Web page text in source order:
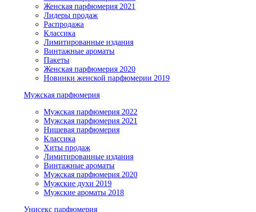
Женская парфюмерия 2021
Лидеры продаж
Распродажа
Классика
Лимитированные издания
Винтажные ароматы
Пакеты
Женская парфюмерия 2020
Новинки женской парфюмерии 2019
Мужская парфюмерия
Мужская парфюмерия 2022
Мужская парфюмерия 2021
Нишевая парфюмерия
Классика
Хиты продаж
Лимитированные издания
Винтажные ароматы
Мужская парфюмерия 2020
Мужские духи 2019
Мужские ароматы 2018
Унисекс парфюмерия